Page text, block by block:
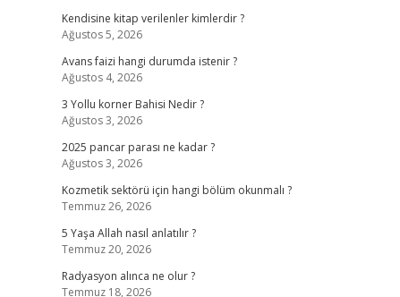
Kendisine kitap verilenler kimlerdir ?
Ağustos 5, 2026
Avans faizi hangi durumda istenir ?
Ağustos 4, 2026
3 Yollu korner Bahisi Nedir ?
Ağustos 3, 2026
2025 pancar parası ne kadar ?
Ağustos 3, 2026
Kozmetik sektörü için hangi bölüm okunmalı ?
Temmuz 26, 2026
5 Yaşa Allah nasıl anlatılır ?
Temmuz 20, 2026
Radyasyon alınca ne olur ?
Temmuz 18, 2026